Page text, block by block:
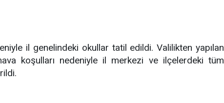
il genelindeki okullar tatil edildi. Valilikten yapılan
koşulları nedeniyle il merkezi ve ilçelerdeki tüm